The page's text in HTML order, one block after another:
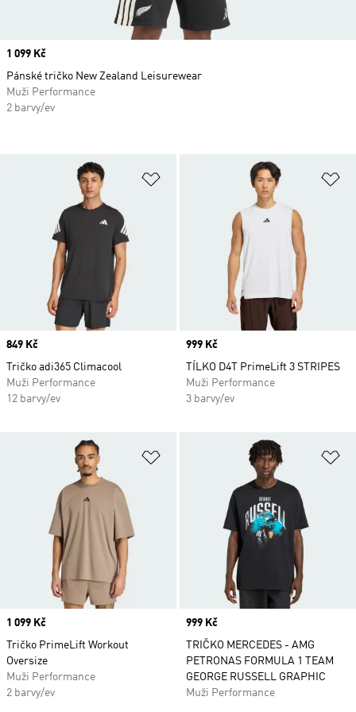
Přidat do seznamu přání
Price
849 Kč
Tričko adi365 Climacool
Muži Performance
12 barvy/ev
Price
999 Kč
TÍLKO D4T PrimeLift 3 STRIPES
Muži Performance
3 barvy/ev
Přidat do seznamu přání
Price
1 099 Kč
Tričko PrimeLift Workout
Oversize
Muži Performance
2 barvy/ev
Price
999 Kč
TRIČKO MERCEDES - AMG
PETRONAS FORMULA 1 TEAM
GEORGE RUSSELL GRAPHIC
Muži Performance
Price
1 099 Kč
Pánské tričko New Zealand Leisurewear
Muži Performance
2 barvy/ev